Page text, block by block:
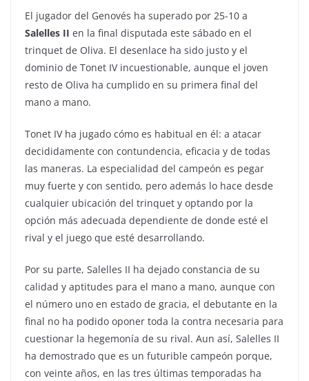
El jugador del Genovés ha superado por 25-10 a
Salelles II en la final disputada este sábado en el
trinquet de Oliva. El desenlace ha sido justo y el
dominio de Tonet IV incuestionable, aunque el joven
resto de Oliva ha cumplido en su primera final del
mano a mano.
Tonet IV ha jugado cómo es habitual en él: a atacar
decididamente con contundencia, eficacia y de todas
las maneras. La especialidad del campeón es pegar
muy fuerte y con sentido, pero además lo hace desde
cualquier ubicación del trinquet y optando por la
opción más adecuada dependiente de donde esté el
rival y el juego que esté desarrollando.
Por su parte, Salelles II ha dejado constancia de su
calidad y aptitudes para el mano a mano, aunque con
el número uno en estado de gracia, el debutante en la
final no ha podido oponer toda la contra necesaria para
cuestionar la hegemonía de su rival. Aun así, Salelles II
ha demostrado que es un futurible campeón porque,
con veinte años, en las tres últimas temporadas ha